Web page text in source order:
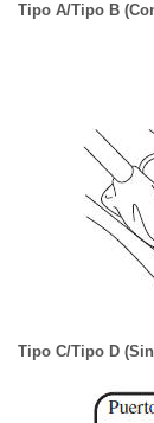
Tipo A/Tipo B
Tipo C/Tipo D